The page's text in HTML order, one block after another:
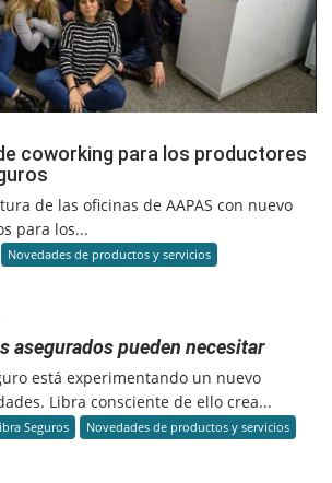
coworking para los productores
de las oficinas de AAPAS con nuevo
para los...
Novedades de productos y servicios
asegurados pueden necesitar
está experimentando un nuevo
Libra consciente de ello crea...
Seguros Novedades de productos y servicios